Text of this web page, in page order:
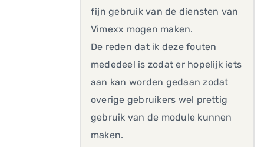
fijn gebruik van de diensten van
Vimexx mogen maken.
De reden dat ik deze fouten
mededeel is zodat er hopelijk iets
aan kan worden gedaan zodat
overige gebruikers wel prettig
gebruik van de module kunnen
maken.